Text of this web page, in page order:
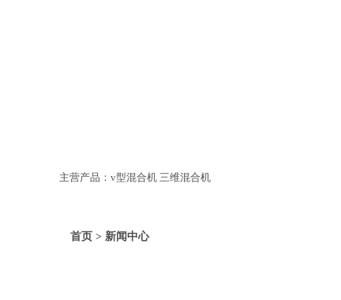
主营产品：v型混合机 三维混合机
首页 > 新闻中心